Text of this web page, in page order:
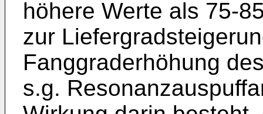
höhere Werte als 75-
zur
Fanggraderhöhung
s.g.